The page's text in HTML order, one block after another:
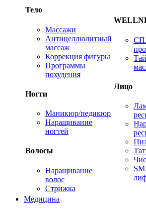
Тело
Массажи
Антицеллюлитный
массаж
Коррекция фигуры
Программы
похудения
Ногти
Маникюр/педикюр
Наращивание
ногтей
Волосы
Наращивание
волос
Стрижка
Лицо
Медицина